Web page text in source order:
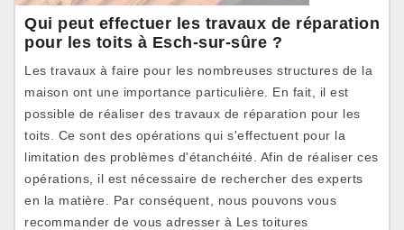
Qui peut effectuer les travaux de réparation
pour les toits à Esch-sur-sûre ?
Les travaux à faire pour les nombreuses structures de la
maison ont une importance particulière. En fait, il est
possible de réaliser des travaux de réparation pour les
toits. Ce sont des opérations qui s'effectuent pour la
limitation des problèmes d'étanchéité. Afin de réaliser ces
opérations, il est nécessaire de rechercher des experts
en la matière. Par conséquent, nous pouvons vous
recommander de vous adresser à Les toitures